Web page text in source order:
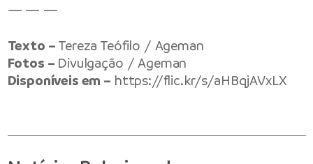
— — —
Texto – Tereza Teófilo / Ageman
Fotos – Divulgação / Ageman
Disponíveis em – https://flic.kr/s/aHBqjAVxLX